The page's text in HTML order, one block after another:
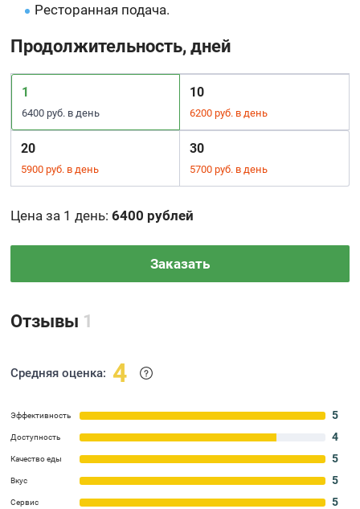
Ресторанная подача.
Продолжительность, дней
1
6400 руб. в день
10
6200 руб. в день
20
5900 руб. в день
30
5700 руб. в день
Цена за 1 день:6400 рублей
Заказать
Отзывы 1
Средняя оценка: 4
Эффективность 5
Доступность 4
Качество еды 5
Вкус 5
Сервис 5